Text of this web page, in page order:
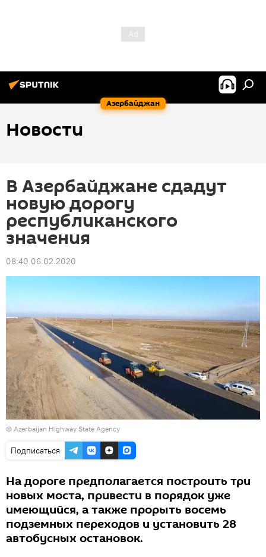
Азербайджан
Новости
В Азербайджане сдадут
новую дорогу
республиканского
значения
08:40 06.02.2020
© Azerbaijan Highway State Agency
Подписаться
На дороге предполагается построить три
новых моста, привести в порядок уже
имеющийся, а также прорыть восемь
подземных переходов и установить 28
автобусных остановок.